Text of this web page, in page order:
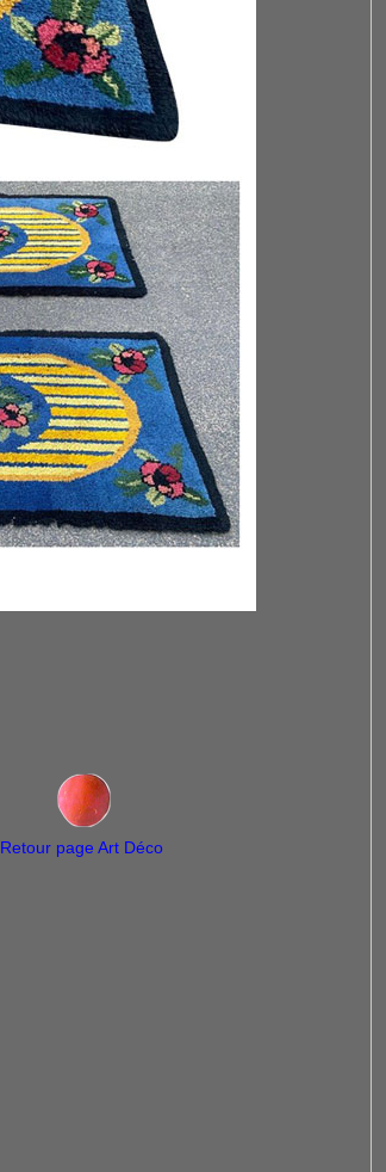
Retour page Art Déco